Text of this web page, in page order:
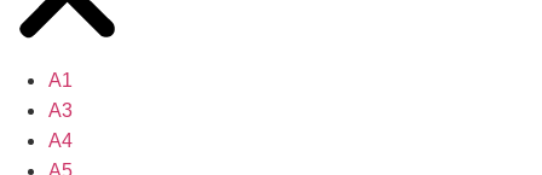
A1
A3
A4
A5